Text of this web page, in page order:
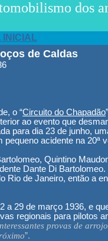
dos
INICIAL
de Caldas
o “Circuito do Chapadão
ao evento que
para dia 23 de junho,
pequeno acidente na 20ª
Quintino
Dante Di Bartolomeo.
Rio de Janeiro, então a
29 de março 1936, e
regionais para pilotos
provas de
”.